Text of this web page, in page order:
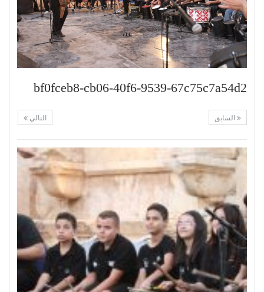
bf0fceb8-cb06-40f6-9539-67c75c7a54d2
التالي السابق